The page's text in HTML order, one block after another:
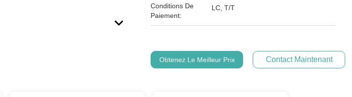
Conditions De
Paiement:
LC, T/T
Obtenez Le Meilleur Prix Contact Maintenant